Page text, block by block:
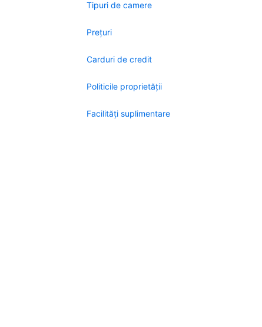
Tipuri de camere
Preţuri
Carduri de credit
Politicile proprietății
Facilităţi suplimentare